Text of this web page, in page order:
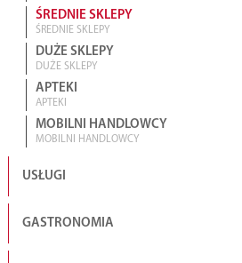
ŚREDNIE SKLEPY
ŚREDNIE SKLEPY
DUŻE SKLEPY
DUŻE SKLEPY
APTEKI
APTEKI
MOBILNI HANDLOWCY
MOBILNI HANDLOWCY
USŁUGI
GASTRONOMIA